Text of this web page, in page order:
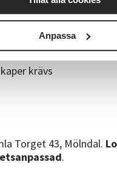
Anpassa
krävs
Torget 43, Mölndal.
.